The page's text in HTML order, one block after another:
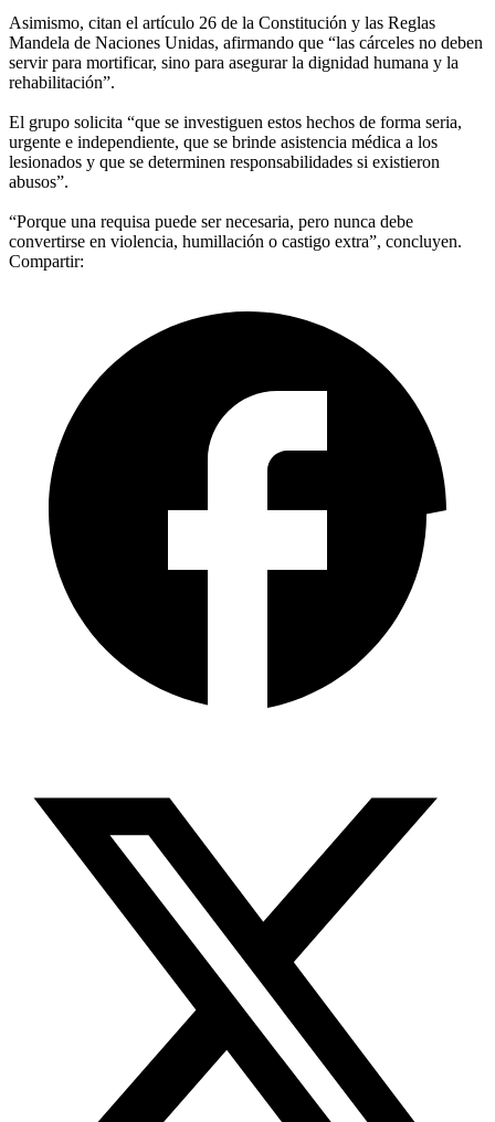
Asimismo, citan el artículo 26 de la Constitución y las Reglas
Mandela de Naciones Unidas, afirmando que “las cárceles no deben
servir para mortificar, sino para asegurar la dignidad humana y la
rehabilitación”.
El grupo solicita “que se investiguen estos hechos de forma seria,
urgente e independiente, que se brinde asistencia médica a los
lesionados y que se determinen responsabilidades si existieron
abusos”.
“Porque una requisa puede ser necesaria, pero nunca debe
convertirse en violencia, humillación o castigo extra”, concluyen.
Compartir: